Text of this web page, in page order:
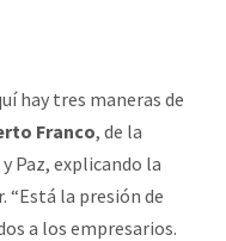
hay tres maneras de
Franco, de la
Paz, explicando la
la presión de
a los empresarios.